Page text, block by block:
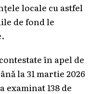
locale cu astfel
de fond le
în apel de
la 31 martie 2026
examinat 138 de